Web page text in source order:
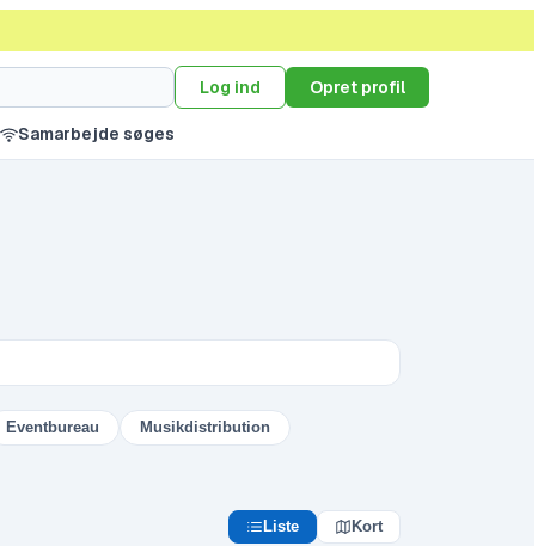
Log ind Opret profil
Samarbejde søges
Eventbureau
Musikdistribution
Liste Kort